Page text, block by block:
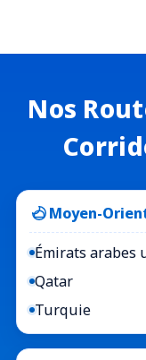
Nos
Moyen-
Émirats arabes
Qatar
Turquie